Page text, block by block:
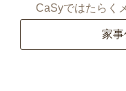
CaSyではたらく
家事